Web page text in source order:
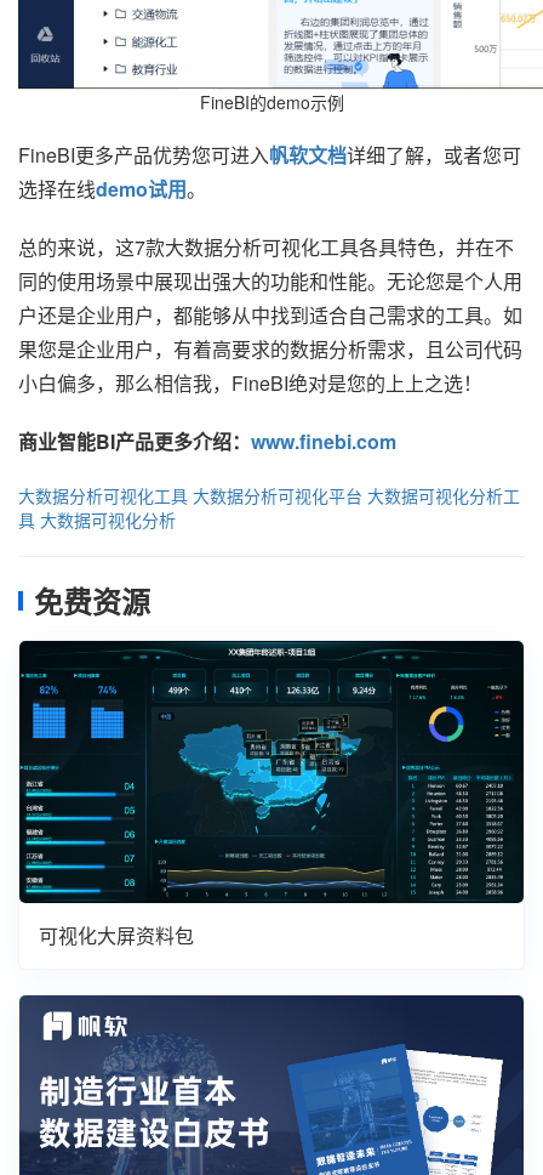
FineBI的demo示例
FineBI更多产品优势您可进入帆软文档详细了解，或者您可
选择在线demo试用。
总的来说，这7款大数据分析可视化工具各具特色，并在不
同的使用场景中展现出强大的功能和性能。无论您是个人用
户还是企业用户，都能够从中找到适合自己需求的工具。如
果您是企业用户，有着高要求的数据分析需求，且公司代码
小白偏多，那么相信我，FineBI绝对是您的上上之选！
商业智能BI产品更多介绍： www.finebi.com
大数据分析可视化工具 大数据分析可视化平台 大数据可视化分析工
具 大数据可视化分析
免费资源
可视化大屏资料包